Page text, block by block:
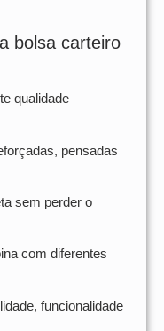
bolsa carteiro
qualidade
pensadas
sem perder o
com diferentes
funcionalidade